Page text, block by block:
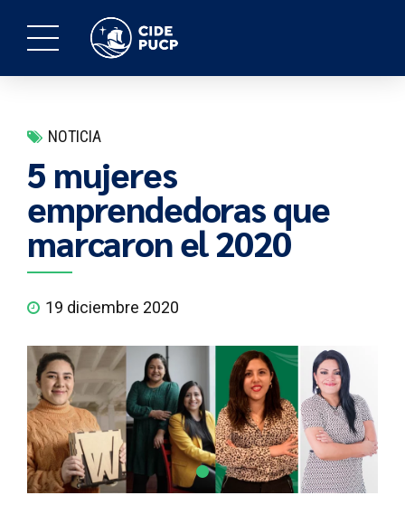
NOTICIA
5 mujeres
emprendedoras que
marcaron el 2020
19 diciembre 2020